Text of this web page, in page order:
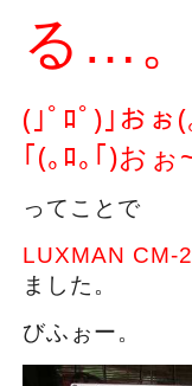
る…。
(｣ﾟﾛﾟ)｣おぉ
｢(｡ﾛ｡｢)おぉ
ってことで
LUXMAN CM-
ました。
びふぉー。